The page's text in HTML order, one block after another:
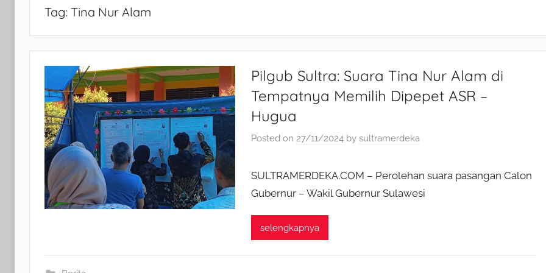
Tag: Tina Nur Alam
Pilgub Sultra: Suara Tina Nur Alam di
Tempatnya Memilih Dipepet ASR –
Hugua
Posted on 27/11/2024by sultramerdeka
SULTRAMERDEKA.COM – Perolehan suara pasangan Calon
Gubernur – Wakil Gubernur Sulawesi
selengkapnya